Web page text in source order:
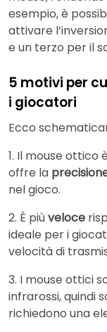
esempio, è
attivare
e un terzo per il
5 motivi per
i giocatori
Ecco
1. Il mouse
offre la
nel gioco.
2. È piùveloce
ideale per i
velocità di
3. I mouse ottici
infrarossi, quindi
richiedono una